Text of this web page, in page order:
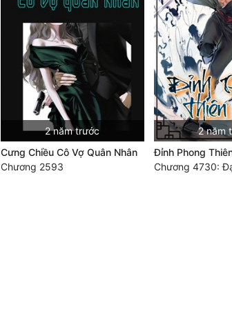
2 năm trước
Cưng Chiều Cô Vợ Quân Nhân
Chương 2593
2 năm
Đỉnh Phong
Chương 4730: